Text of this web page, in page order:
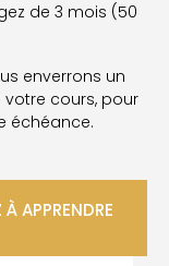
de 3 mois (50
enverrons un
votre cours, pour
échéance.
APPRENDRE